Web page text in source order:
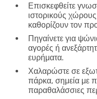
Επισκεφθείτε
ιστορικούς
καθορίζουν τον
Πηγαίνετε για
αγορές ή
ευρήματα.
Χαλαρώστε σε
πάρκα, σημεία με
παραθαλάσσιες